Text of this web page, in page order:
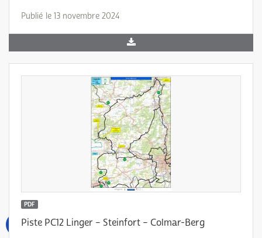
Publié le 13 novembre 2024
PDF
Piste PC12 Linger – Steinfort – Colmar-Berg